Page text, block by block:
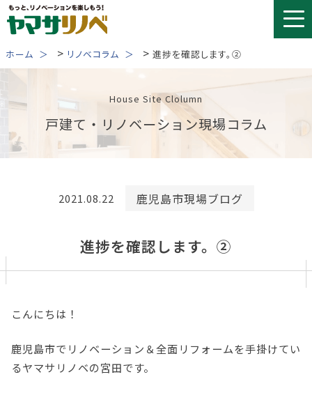
Skip
to
ホーム > リノベコラム > 進捗を確認します。②
House Site Clolumn
戸建て・リノベーション現場コラム
2021.08.22 鹿児島市現場ブログ
進捗を確認します。②
こんにちは！
鹿児島市でリノベーション＆全面リフォームを手掛けてい
るヤマサリノベの宮田です。